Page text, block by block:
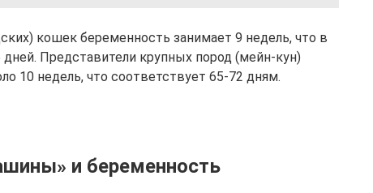
кошек беременность занимает 9 недель, что в
Представители крупных пород (мейн-кун)
10 недель, что соответствует 65-72 дням.
и беременность